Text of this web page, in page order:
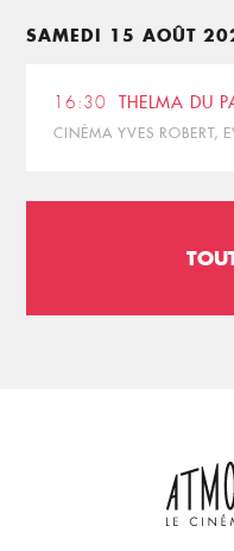
SAMEDI 15 AOÛT
16:30 THELMA DU
CINÉMA YVES ROBERT,